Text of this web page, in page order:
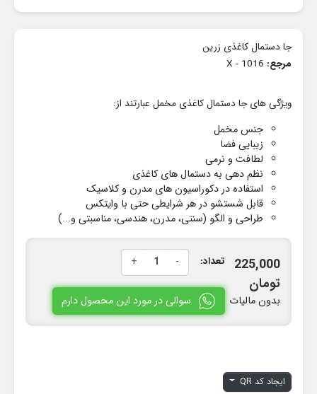
جا دستمال کاغذی زرین
مرجع:
ویژگی های جا دستمال کاغذی مخمل عبارتند از:
جنس مخمل
زیبایی فضا
لطافت و نرمی
نظم دهی به دستمال های کاغذی
استفاده در دکوراسیون های مدرن و کلاسیک
قابل شستشو در هر شرایطی حتی با وایتکس
طراحی و الگو (سنتی، مدرن، هندسی، مناسبتی و...)
225,000
تومان
بدون مالیات
تعداد: -
+
سوالی در مورد این محصول دارم
ایجاد کد QR